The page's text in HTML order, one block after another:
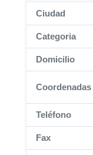
Ciudad
Categoria
Domicilio
Coordenadas
Teléfono
Fax